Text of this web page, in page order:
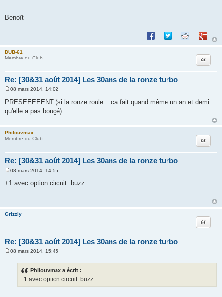
Benoît
Partager sur Facebook
Partager sur Twitter
Partager sur
DUB-61
Membre du Club
Re: [30&31 août 2014] Les 30ans de la ronze turbo
Citation
e
s
s
e
08 mars 2014, 14:02
PRESEEEEENT (si la ronze roule....ca fait quand même un an et demi
qu'elle a pas bougé)
Philouvmax
Membre du Club
Re: [30&31 août 2014] Les 30ans de la ronze turbo
Citation
e
s
08 mars 2014, 14:55
+1 avec option circuit :buzz:
Grizzly
Re: [30&31 août 2014] Les 30ans de la ronze turbo
Citation
08 mars 2014, 15:45
Philouvmax a écrit :
+1 avec option circuit :buzz: